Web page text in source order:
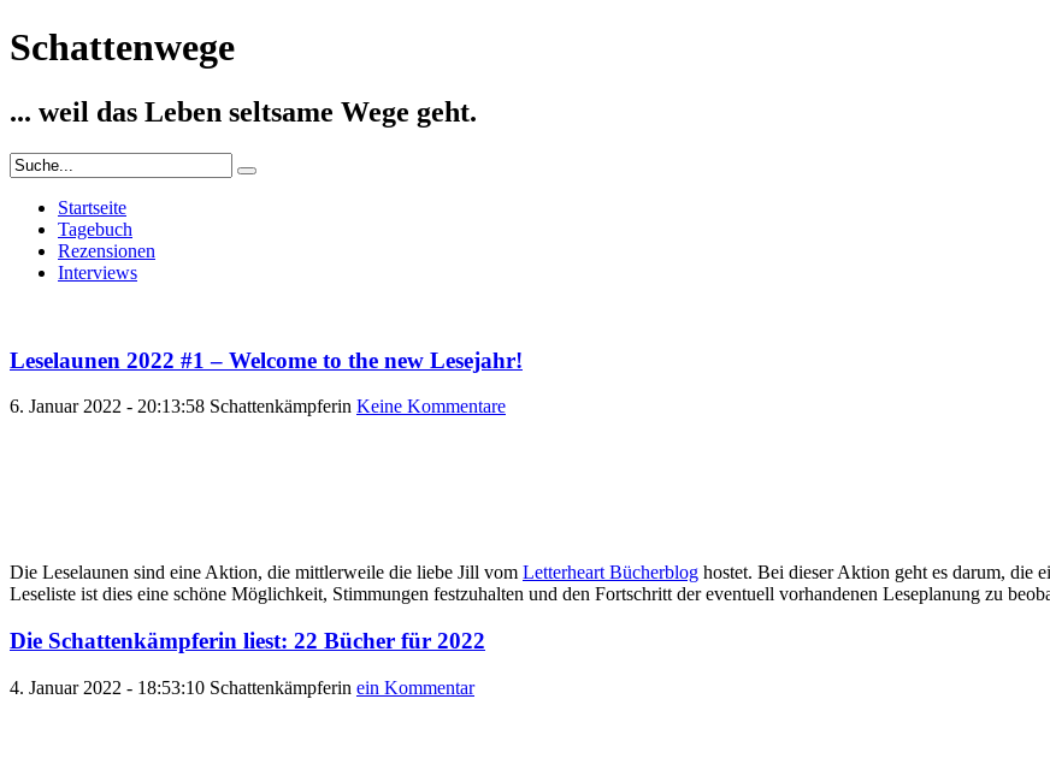
Schattenwege
... weil das Leben seltsame Wege geht.
Startseite
Tagebuch
Rezensionen
Interviews
Leselaunen 2022 #1 – Welcome to the new Lesejahr!
6. Januar 2022 - 20:13:58 Schattenkämpferin Keine Kommentare
Die Leselaunen sind eine Aktion, die mittlerweile die liebe Jill vom Letterheart Bücherblog hostet. Bei dieser Aktion geht es darum, die
Leseliste ist dies eine schöne Möglichkeit, Stimmungen festzuhalten und den Fortschritt der eventuell vorhandenen Leseplanung zu
Die Schattenkämpferin liest: 22 Bücher für 2022
4. Januar 2022 - 18:53:10 Schattenkämpferin ein Kommentar